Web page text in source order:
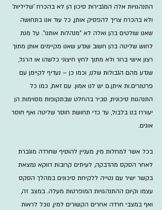
​התנהגויות אלה המגבירות סיכון הן לא בהכרח 'שליליות'
ולא בהכרח צריך להפסיק אותן, כל עוד אנו בתחושה
שאנו שולטים בהן ואלה לא "מנהלות אותנו". על מנת
לחוש שליטה בהן חשוב שנדע שאנו מקיימים אותן מתוך
רצון אישי ברור ולא מתוך לחץ חיצוני כלשהו או הרגל,
שנדע מהם הגבולות שלנו, וכמו כן – נעדיף לקיימן עם
פרטנרים.ות איתן.ם יש לנו אמון. עם זאת, כמו כל
התנהגות סיכונית, סביר בהחלט שבתקופות מסוימות הן
יעוררו בנו בלבול, עד כדי תחושת חוסר שליטה ואף חוסר
אונים.
בכל אשר למחלות מין, מעניין להוסיף שחרדה מוגברת
לאחר הסקס מהדבקה, לעיתים קרובות דווקא נמצאת
בקשר ישיר עם נטייה ללקיחת סיכונים במהלך הסקס
עצמו וקיום ההתנהגויות המופרטות מעלה. במצב זה,
ואף במצבי חרדה אחרים הקשורים למין, נוכל לראות